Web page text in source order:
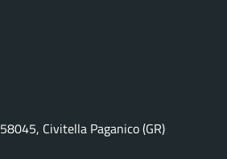
Civitella Paganico (GR)